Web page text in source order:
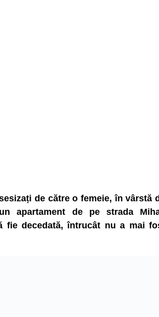
de către o femeie, în vârstă
apartament de pe strada
fie decedată, întrucât nu a mai